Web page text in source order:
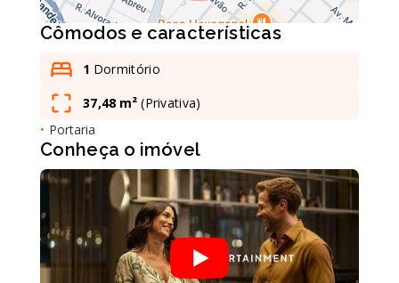
Cômodos e características
1 Dormitório
37,48 m² (Privativa)
• Portaria
Conheça o imóvel